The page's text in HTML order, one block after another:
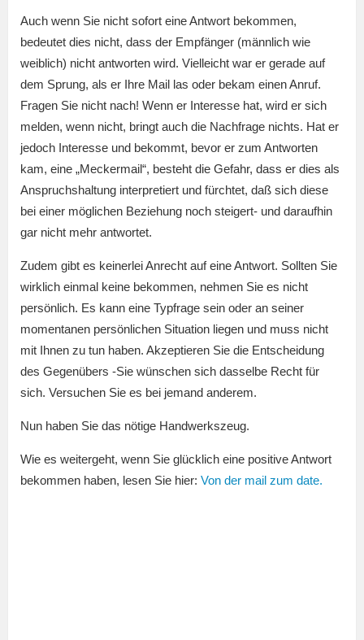
Auch wenn Sie nicht sofort eine Antwort bekommen,
bedeutet dies nicht, dass der Empfänger (männlich wie
weiblich) nicht antworten wird. Vielleicht war er gerade auf
dem Sprung, als er Ihre Mail las oder bekam einen Anruf.
Fragen Sie nicht nach! Wenn er Interesse hat, wird er sich
melden, wenn nicht, bringt auch die Nachfrage nichts. Hat er
jedoch Interesse und bekommt, bevor er zum Antworten
kam, eine „Meckermail“, besteht die Gefahr, dass er dies als
Anspruchshaltung interpretiert und fürchtet, daß sich diese
bei einer möglichen Beziehung noch steigert- und daraufhin
gar nicht mehr antwortet.
Zudem gibt es keinerlei Anrecht auf eine Antwort. Sollten Sie
wirklich einmal keine bekommen, nehmen Sie es nicht
persönlich. Es kann eine Typfrage sein oder an seiner
momentanen persönlichen Situation liegen und muss nicht
mit Ihnen zu tun haben. Akzeptieren Sie die Entscheidung
des Gegenübers -Sie wünschen sich dasselbe Recht für
sich. Versuchen Sie es bei jemand anderem.
Nun haben Sie das nötige Handwerkszeug.
Wie es weitergeht, wenn Sie glücklich eine positive Antwort
bekommen haben, lesen Sie hier: Von der mail zum date.